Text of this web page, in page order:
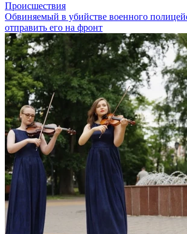
Происшествия
Обвиняемый в убийстве военного
отправить его на фронт